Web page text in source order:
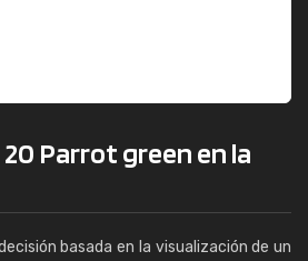
20 Parrot green en la
basada en la visualización de un